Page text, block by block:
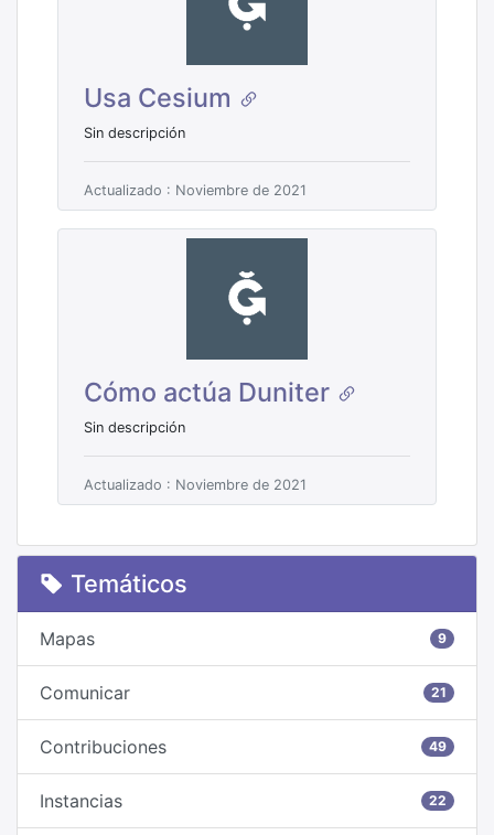
Usa Cesium
Sin descripción
Actualizado : Noviembre de 2021
Cómo actúa Duniter
Sin descripción
Actualizado : Noviembre de 2021
Temáticos
Mapas 9
Comunicar 21
Contribuciones 49
Instancias 22